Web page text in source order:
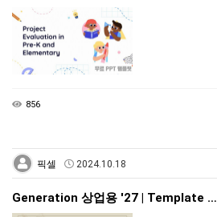
856
픽셀 2024.10.18
Generation 상업용 '27 | Template …